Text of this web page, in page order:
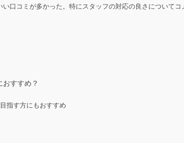
口コミが多かった。特にスタッフの対応の良さについてコ
すすめ？
指す方にもおすすめ